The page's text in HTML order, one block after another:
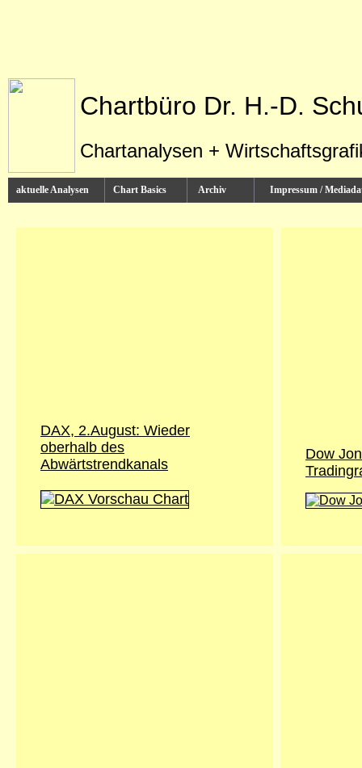
Chartbüro Dr. H.-D.
Chartanalysen +
aktuelle Analysen Chart Basics Archiv Impressum /
DAX, 2.August: Wieder
oberhalb des
Abwärtstrendkanals
Dow